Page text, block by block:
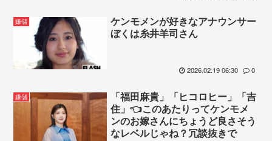
嫌儲
ケンモメンが好きなアナウンサー
ぼくは糸井羊司さん
2026.02.19 06:30 0
嫌儲
「福田麻貴」「ヒコロヒー」「吉
住」👈このあたりってケンモメ
ンのお嫁さんにちょうど良さそう
なレベルじゃね？冗談抜きで